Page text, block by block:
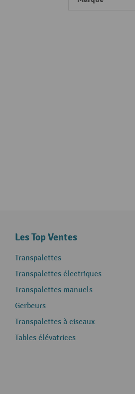
Les Top Ventes
Transpalettes
Transpalettes électriques
Transpalettes manuels
Gerbeurs
Transpalettes à ciseaux
Tables élévatrices